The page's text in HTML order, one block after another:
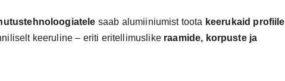
saab alumiiniumist toota keerukaid profiile
keeruline – eriti eritellimuslike raamide, korpuste ja